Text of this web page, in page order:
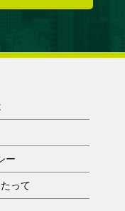
ー
って